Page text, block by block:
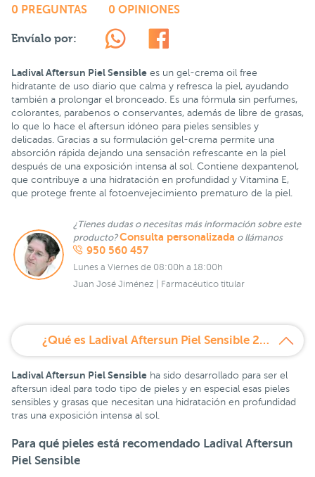
0 PREGUNTAS 0 OPINIONES
Envíalo por:
Ladival Aftersun Piel Sensible es un gel-crema oil free
hidratante de uso diario que calma y refresca la piel, ayudando
también a prolongar el bronceado. Es una fórmula sin perfumes,
colorantes, parabenos o conservantes, además de libre de grasas,
lo que lo hace el aftersun idóneo para pieles sensibles y
delicadas. Gracias a su formulación gel-crema permite una
absorción rápida dejando una sensación refrescante en la piel
después de una exposición intensa al sol. Contiene dexpantenol,
que contribuye a una hidratación en profundidad y Vitamina E,
que protege frente al fotoenvejecimiento prematuro de la piel.
¿Tienes dudas o necesitas más información sobre este
producto?Consulta personalizada o llámanos
950 560 457
Lunes a Viernes de 08:00h a 18:00h
Juan José Jiménez | Farmacéutico titular
¿Qué es Ladival Aftersun Piel Sensible 200ml?
Ladival Aftersun Piel Sensible ha sido desarrollado para ser el
aftersun ideal para todo tipo de pieles y en especial esas pieles
sensibles y grasas que necesitan una hidratación en profundidad
tras una exposición intensa al sol.
Para qué pieles está recomendado Ladival Aftersun
Piel Sensible